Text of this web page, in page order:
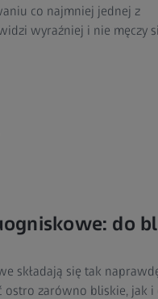
co najmniej jednej z
wyraźniej i nie męczy
do
składają się tak
zarówno bliskie, jak i